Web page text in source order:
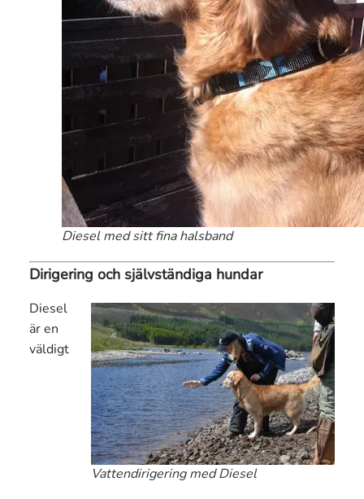
Diesel med sitt fina halsband
Dirigering och självständiga hundar
Vattendirigering med Diesel
Diesel
är en
väldigt